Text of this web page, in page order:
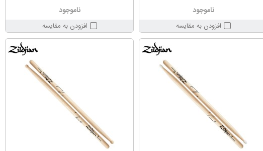
ناموجود
افزودن به مقایسه
ناموجود
افزودن به مقایسه